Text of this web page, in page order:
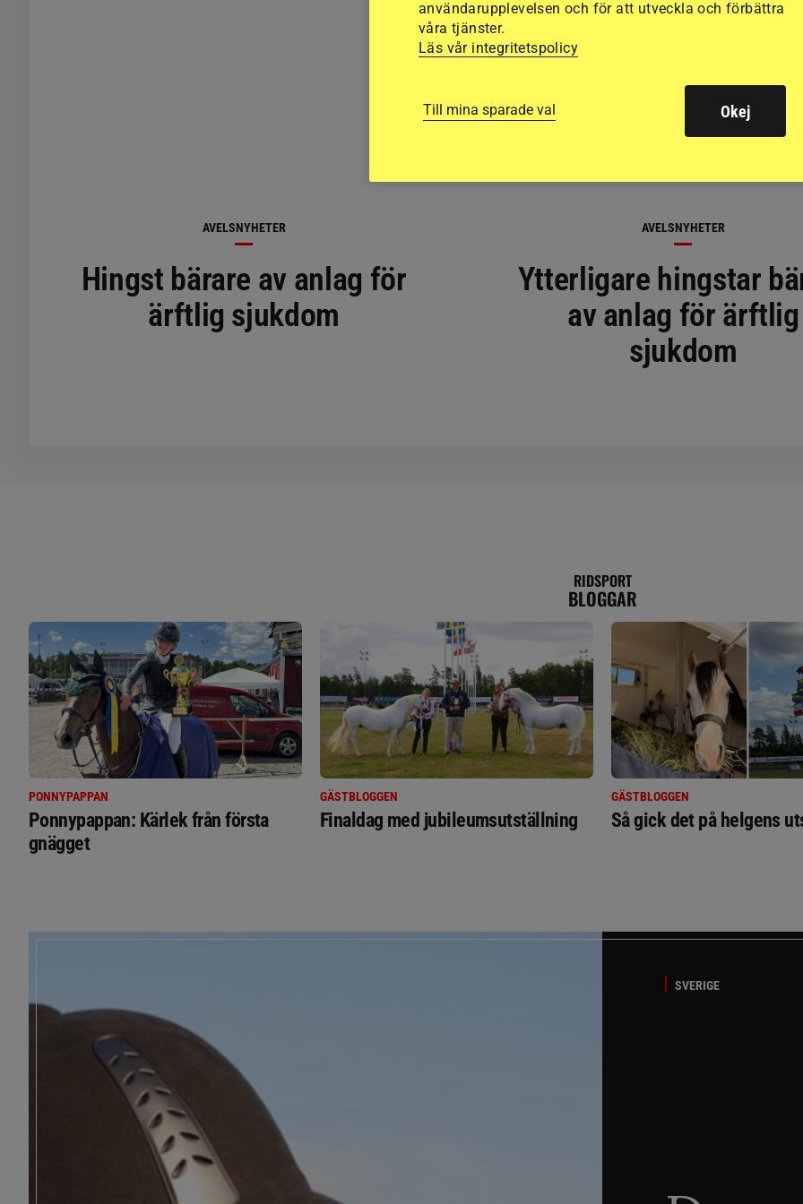
AVELSNYHETER
Hingst bärare av anlag för
ärftlig sjukdom
AVELSNYHETER
Ytterligare hingstar
av anlag för ärftlig
sjukdom
RIDSPORT
BLOGGAR
PONNYPAPPAN
Ponnypappan: Kärlek från första
gnägget
GÄSTBLOGGEN
Finaldag med jubileumsutställning
GÄSTBLOGGEN
Så gick det på helgens
SVERIGE
användarupplevelsen och för att utveckla och förbättra
våra tjänster.
Läs vår integritetspolicy
Till mina sparade val Okej